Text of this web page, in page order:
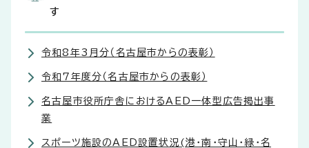
す
令和8年3月分（名古屋市からの表彰）
令和7年度分（名古屋市からの表彰）
名古屋市役所庁舎におけるAED一体型広告掲出事
業
スポーツ施設のAED設置状況(港・南・守山・緑・名